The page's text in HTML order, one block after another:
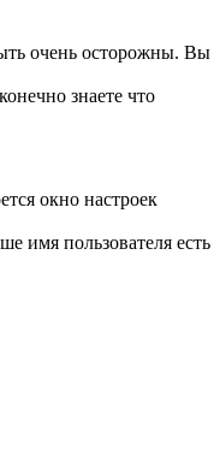
очень осторожны. Вы
знаете что
окно настроек
имя пользователя есть